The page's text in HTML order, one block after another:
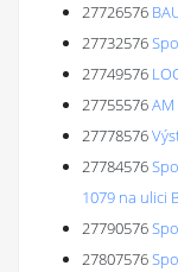
27726576
27732576
27749576
27755576AM
27778576
27784576
1079 na ulici
27790576
27807576